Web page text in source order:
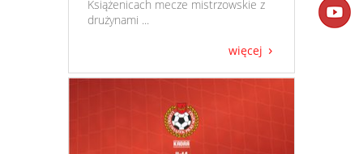
Książenicach mecze mistrzowskie z
drużynami ...
więcej